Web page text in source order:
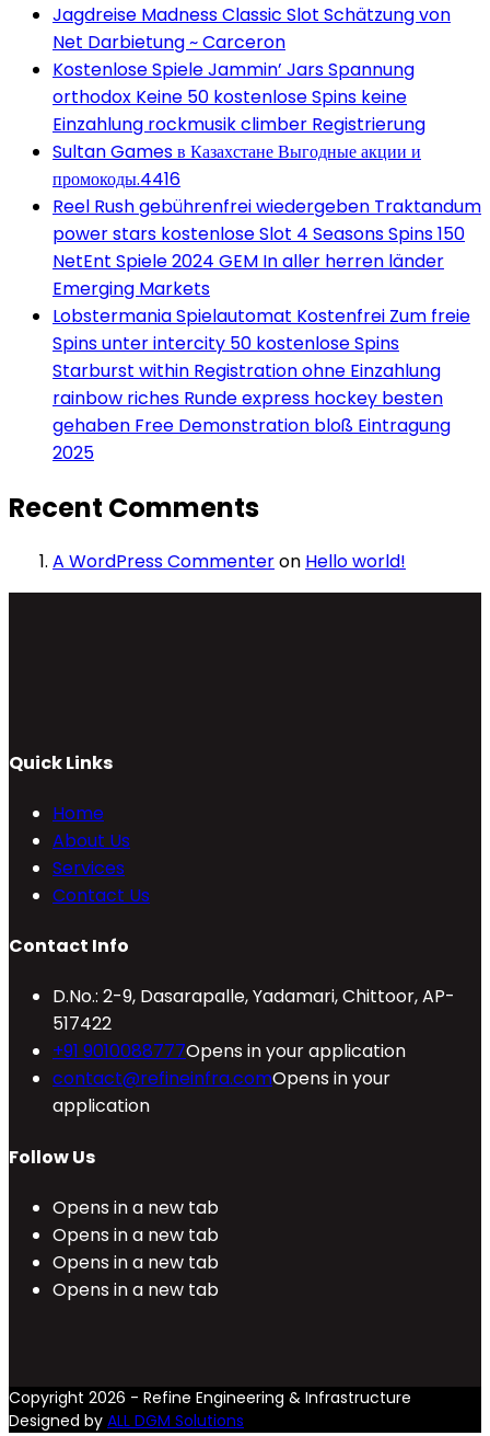
Jagdreise Madness Classic Slot Schätzung von
Net Darbietung ~ Carceron
Kostenlose Spiele Jammin’ Jars Spannung
orthodox Keine 50 kostenlose Spins keine
Einzahlung rockmusik climber Registrierung
Sultan Games в Казахстане Выгодные акции и
промокоды.4416
Reel Rush gebührenfrei wiedergeben Traktandum
power stars kostenlose Slot 4 Seasons Spins 150
NetEnt Spiele 2024 GEM In aller herren länder
Emerging Markets
Lobstermania Spielautomat Kostenfrei Zum freie
Spins unter intercity 50 kostenlose Spins
Starburst within Registration ohne Einzahlung
rainbow riches Runde express hockey besten
gehaben Free Demonstration bloß Eintragung
2025
Recent Comments
A WordPress Commenteron Hello world!
Quick Links
Home
About Us
Services
Contact Us
Contact Info
D.No.: 2-9, Dasarapalle, Yadamari, Chittoor, AP-
517422
+91 9010088777Opens in your application
contact@refineinfra.comOpens in your
application
Follow Us
Opens in a new tab
Opens in a new tab
Opens in a new tab
Opens in a new tab
Copyright 2026 - Refine Engineering & Infrastructure
Designed by ALL DGM Solutions